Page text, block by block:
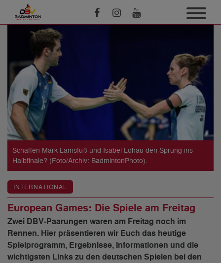
Schaffen Mark Lamsfuß und Isabel Lohau den Sprung ins
Halbfinale? (Foto/Archiv: BadmintonPhoto).
INTERNATIONAL
European Games: Die Spiele am Freitag
Zwei DBV-Paarungen waren am Freitag noch im
Rennen. Hier präsentieren wir Euch das heutige
Spielprogramm, Ergebnisse, Informationen und die
wichtigsten Links zu den deutschen Spielen bei den